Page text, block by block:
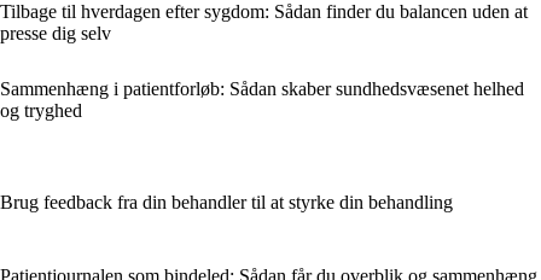
Tilbage til hverdagen efter sygdom: Sådan finder du balancen uden at
presse dig selv
Sammenhæng i patientforløb: Sådan skaber sundhedsvæsenet helhed
og tryghed
Brug feedback fra din behandler til at styrke din behandling